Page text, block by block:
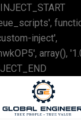
inject',
array(),
to
content